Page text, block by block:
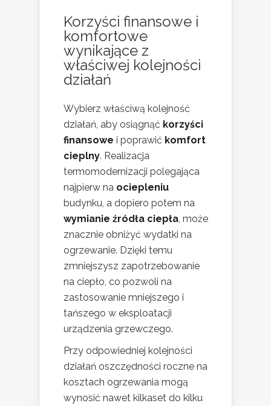
Korzyści finansowe i
komfortowe
wynikające z
właściwej kolejności
działań
Wybierz właściwą kolejność
działań, aby osiągnąć korzyści
finansowe i poprawić komfort
cieplny. Realizacja
termomodernizacji polegająca
najpierw na ociepleniu
budynku, a dopiero potem na
wymianie źródła ciepła , może
znacznie obniżyć wydatki na
ogrzewanie. Dzięki temu
zmniejszysz zapotrzebowanie
na ciepło, co pozwoli na
zastosowanie mniejszego i
tańszego w eksploatacji
urządzenia grzewczego.
Przy odpowiedniej kolejności
działań oszczędności roczne na
kosztach ogrzewania mogą
wynosić nawet kilkaset do kilku